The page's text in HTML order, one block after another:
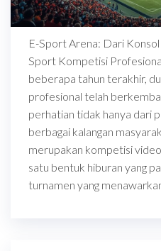
E-Sport Arena: Dari
Sport Kompetisi
beberapa tahun terakhir,
profesional telah
perhatian tidak hanya dari
berbagai kalangan
merupakan kompetisi
satu bentuk hiburan yang
turnamen yang